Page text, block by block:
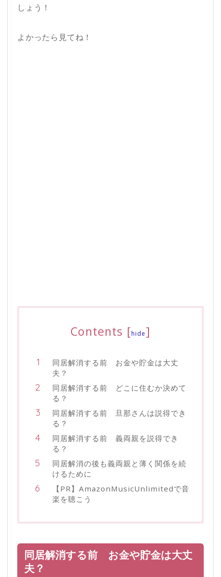
しょう！
よかったら見てね！
Contents [hide]
同居解消する前 お金や貯金は大丈
夫？
同居解消する前 どこに住むか決めて
る？
同居解消する前 旦那さんは説得でき
る？
同居解消する前 義両親を説得でき
る？
同居解消の後も義両親と薄く関係を続
けるために
【PR】AmazonMusicUnlimitedで音
楽を聴こう
同居解消する前 お金や貯金は大丈
夫？